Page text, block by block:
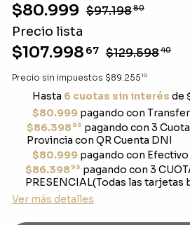
$80.999 $97.19880
Precio lista
$107.998 67 $129.59840
Precio sin impuestos $89.255 10
Hasta 6 cuotas sin interés de
$80.999pagando con
$86.39893 pagando con 3
Provincia con QR Cuenta DNI
$80.999pagando con Efectivo
$86.39893 pagando con 3
PRESENCIAL(Todas las tarjetas
Ver más detalles